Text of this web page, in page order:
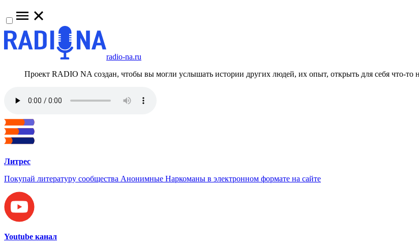
radio-na.ru
Проект RADIO NA создан, чтобы вы могли услышать истории других людей, их опыт, открыть для себя что-
Литрес
Покупай литературу сообщества Анонимные Наркоманы в электронном формате на сайте
Youtube канал